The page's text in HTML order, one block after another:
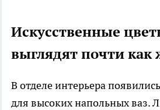
Искусственные
выглядят почти
В отделе интерьера
для высоких напольных ваз.